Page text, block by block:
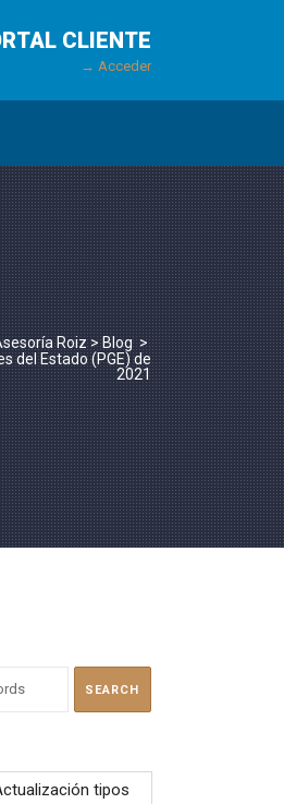
CLIENTE
→ Acceder
Roiz>Blog >
del Estado (PGE) de
2021
tipos